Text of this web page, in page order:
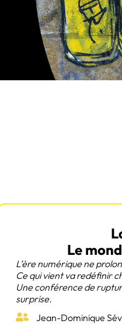
Le
L’ère numérique ne
Ce qui vient va redéfinir
Une conférence de
surprise.
Jean-Dominique